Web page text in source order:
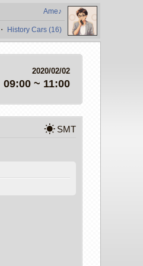
Ame♪
・ History Cars (16)
2020/02/02
09:00 ~ 11:00
wb_sunny SMT